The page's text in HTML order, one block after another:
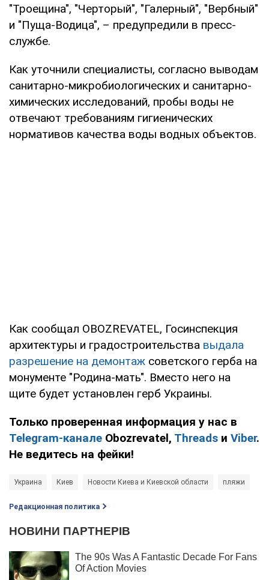
"Троещина", "Черторый", "Галерный", "Вербный"
и "Пуща-Водица", – предупредили в пресс-
службе.
Как уточнили специалисты, согласно выводам
санитарно-микробиологических и санитарно-
химических исследований, пробы воды не
отвечают требованиям гигиенических
нормативов качества воды водных объектов.
Как сообщал OBOZREVATEL, Госинспекция
архитектуры и градостроительства выдала
разрешение на демонтаж советского герба на
монументе "Родина-мать". Вместо него на
щите будет установлен герб Украины.
Только проверенная информация у нас в
Telegram-канале Obozrevatel, Threads и Viber.
Не ведитесь на фейки!
Украина Киев Новости Киева и Киевской области пляжи
Редакционная политика